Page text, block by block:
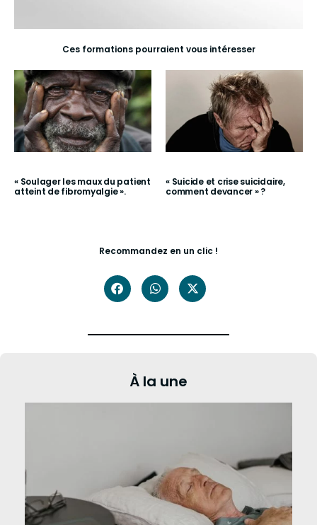
Ces formations pourraient vous intéresser
« Soulager les maux du patient
atteint de fibromyalgie ».
« Suicide et crise suicidaire,
comment devancer » ?
Recommandez en un clic !
À la une